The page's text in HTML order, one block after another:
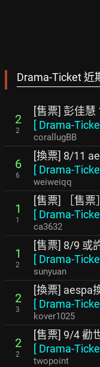
Drama-Ticket 近
2
2
[售票] 彭佳
[ Drama-
corallugBB
6
6
[換票] 8/11
[ Drama-
weiweiqq
1
1
[售票] ［售
[ Drama-
ca3632
1
2
[售票] 8/9 或
[ Drama-
sunyuan
2
3
[換票] aespa
[ Drama-
kover1025
2
2
[售票] 9/4 勸
[ Drama-
twopoint